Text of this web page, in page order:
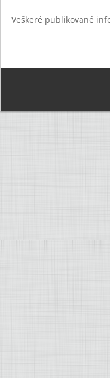
Veškeré publikované